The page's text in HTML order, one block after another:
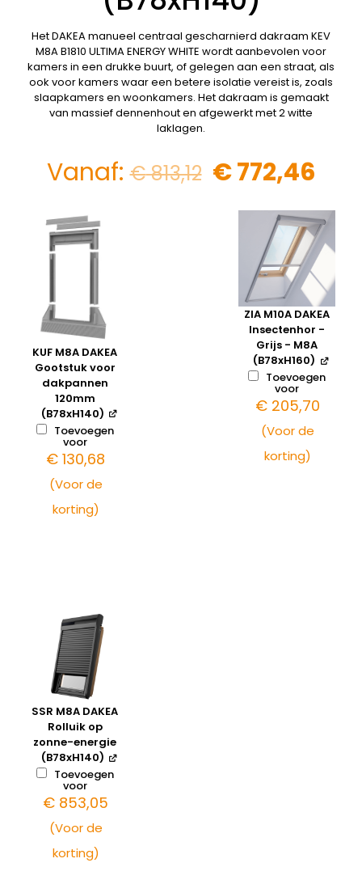
Het DAKEA manueel centraal gescharnierd dakraam KEV
M8A B1810 ULTIMA ENERGY WHITE wordt aanbevolen voor
kamers in een drukke buurt, of gelegen aan een straat, als
ook voor kamers waar een betere isolatie vereist is, zoals
slaapkamers en woonkamers. Het dakraam is gemaakt
van massief dennenhout en afgewerkt met 2 witte
laklagen.
Vanaf:€813,12 €772,46
KUF M8A DAKEA
Gootstuk voor
dakpannen
120mm
(B78xH140)
Toevoegen
voor
€ 130,68
(Voor de
korting)
ZIA M10A DAKEA
Insectenhor -
Grijs - M8A
(B78xH160)
Toevoegen
voor
€ 205,70
(Voor de
korting)
SSR M8A DAKEA
Rolluik op
zonne-energie
(B78xH140)
Toevoegen
voor
€ 853,05
(Voor de
korting)